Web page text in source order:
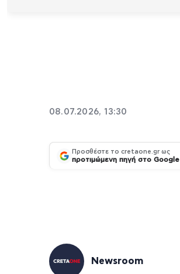
08.07.2026, 13:30
Προσθέστε το cretaone.gr ως
προτιμώμενη πηγή στο Google
Newsroom